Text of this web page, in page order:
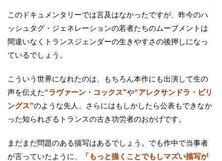
このドキュメンタリーでは言及はなかったですが、昨今のハ
ッシュタグ・ジェネレーションの若者たちのムーブメントは
間違いなくトランスジェンダーの生きやすさの後押しになっ
ているでしょう。
こういう世界になれたのは、もちろん本作にも出演して生の
声を伝えた“ラヴァーン・コックス”や“アレクサンドラ・ビリ
ングス”のような先人、さらにはもしかしたら公表もできなか
った知られざるトランスの古き功労者のおかげです。
まだまだ問題のある描写はあるでしょう。でも作中で当事者
が言っていたように、
「もっと描くことでもしマズい描写が